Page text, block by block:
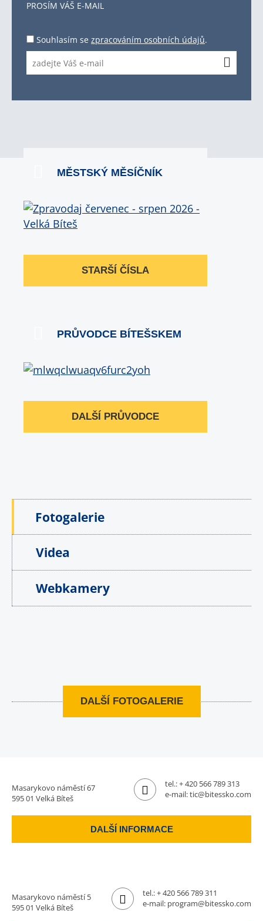
PROSÍM VÁŠ E-MAIL
Souhlasím se zpracováním osobních údajů.
MĚSTSKÝ MĚSÍČNÍK
STARŠÍ ČÍSLA
PRŮVODCE BÍTEŠSKEM
DALŠÍ PRŮVODCE
Fotogalerie
Videa
Webkamery
DALŠÍ FOTOGALERIE
Masarykovo náměstí 67
595 01 Velká Bíteš
tel.:+ 420 566 789 313
e-mail:tic@bitessko.com
DALŠÍ INFORMACE
Masarykovo náměstí 5
595 01 Velká Bíteš
tel.:+ 420 566 789 311
e-mail: program@bitessko.com